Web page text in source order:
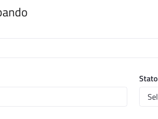
Puglia
Stato